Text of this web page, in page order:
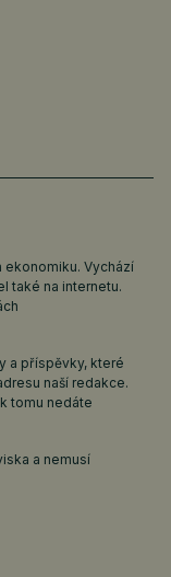
Vychází
také na internetu.
a příspěvky, které
naší redakce.
tomu nedáte
a nemusí